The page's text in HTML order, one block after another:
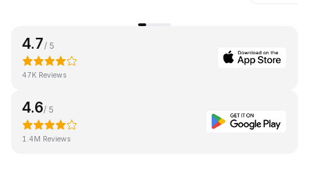
4.7 / 5
47K Reviews
4.6/ 5
1.4M Reviews